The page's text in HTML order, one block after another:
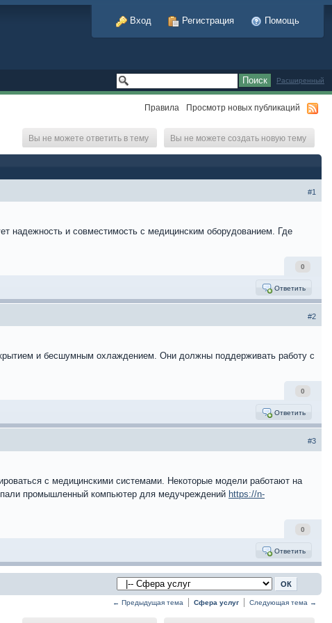
Вход Регистрация Помощь
Расширенный
Правила Просмотр новых публикаций
Вы не можете создать новую тему
Вы не можете ответить в тему
#1
надежность и совместимость с медицинским оборудованием. Где
0
Ответить
#2
и бесшумным охлаждением. Они должны поддерживать работу с
0
Ответить
#3
с медицинскими системами. Некоторые модели работают на
промышленный компьютер для медучреждений https://n-
0
Ответить
← Предыдущая тема Сфера услуг Следующая тема →